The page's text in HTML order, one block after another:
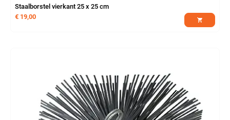
Staalborstel vierkant 25 x 25 cm
€ 19,00